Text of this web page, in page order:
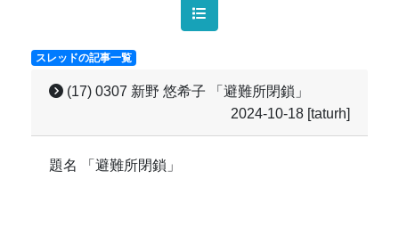
スレッドの記事一覧
(17) 0307 新野 悠希子 「避難所閉鎖」
2024-10-18 [taturh]
題名 「避難所閉鎖」